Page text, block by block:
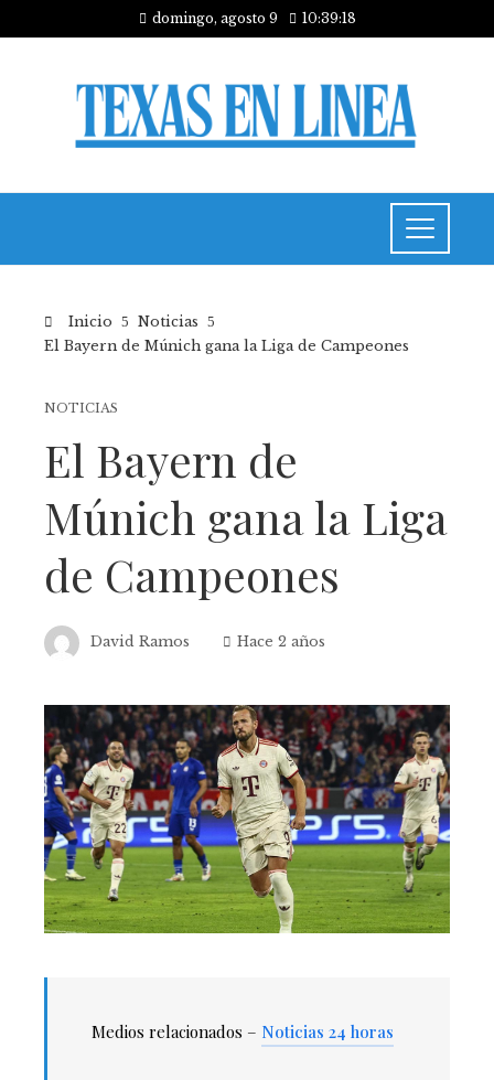
domingo, agosto 9 10:39:18
Inicio
Noticias
El Bayern de Múnich gana la Liga de Campeones
NOTICIAS
El Bayern de
Múnich gana la Liga
de Campeones
David Ramos Hace 2 años
Medios relacionados – Noticias 24 horas